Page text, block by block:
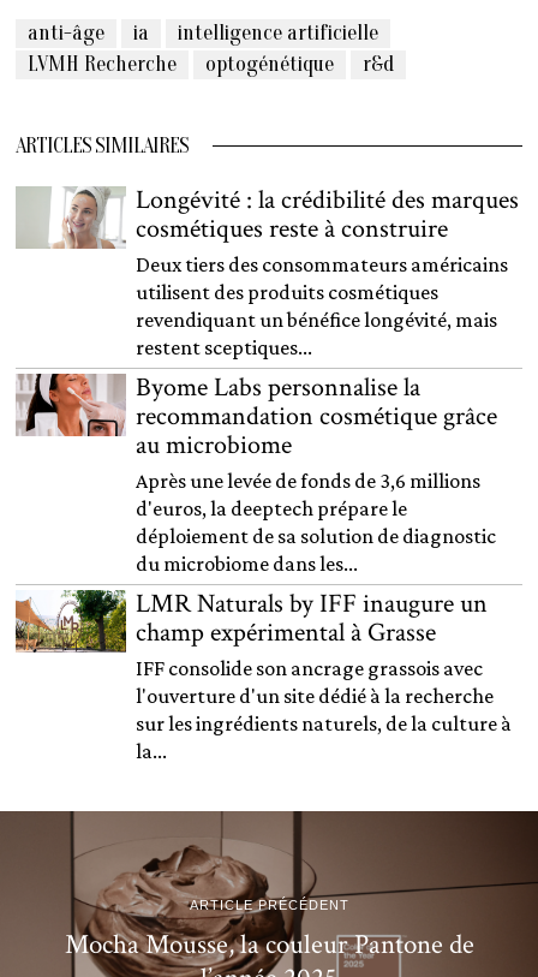
anti-âge ia
intelligence artificielle
LVMH Recherche
optogénétique r&d
ARTICLES SIMILAIRES
Longévité : la crédibilité des marques
cosmétiques reste à construire
Deux tiers des consommateurs américains
utilisent des produits cosmétiques
revendiquant un bénéfice longévité, mais
restent sceptiques...
Byome Labs personnalise la
recommandation cosmétique grâce
au microbiome
Après une levée de fonds de 3,6 millions
d'euros, la deeptech prépare le
déploiement de sa solution de diagnostic
du microbiome dans les...
LMR Naturals by IFF inaugure un
champ expérimental à Grasse
IFF consolide son ancrage grassois avec
l'ouverture d'un site dédié à la recherche
sur les ingrédients naturels, de la culture à
la...
ARTICLE PRÉCÉDENT
Mocha Mousse, la couleur Pantone de